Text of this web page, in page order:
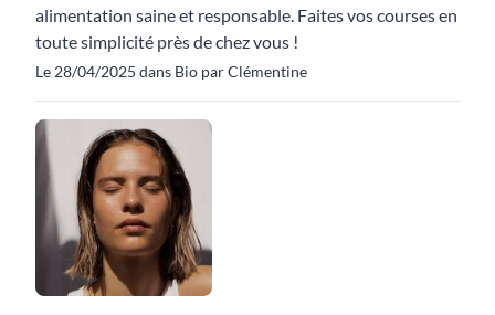
alimentation saine et responsable. Faites vos courses en
toute simplicité près de chez vous !
Le 28/04/2025 dans Bio par Clémentine